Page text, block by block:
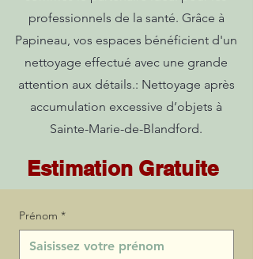
professionnels de la santé. Grâce à
Papineau, vos espaces bénéficient d'un
nettoyage effectué avec une grande
attention aux détails.: Nettoyage après
accumulation excessive d’objets à
Sainte-Marie-de-Blandford.
Estimation Gratuite
Prénom *